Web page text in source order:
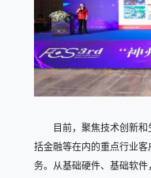
目前，聚焦技术创新
括金融等在内的重点行业
务。从基础硬件、基础软